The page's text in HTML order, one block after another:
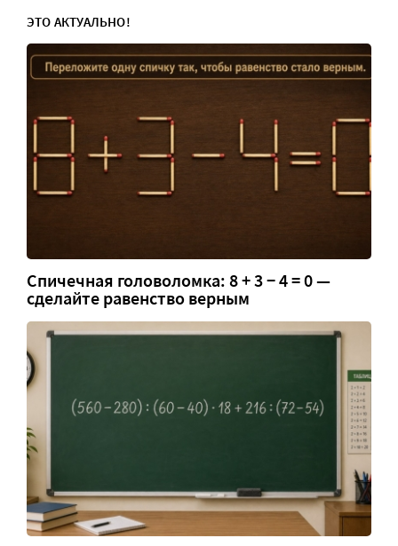
ЭТО АКТУАЛЬНО!
Спичечная головоломка: 8 + 3 − 4 = 0 —
сделайте равенство верным